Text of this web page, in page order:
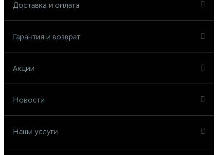
Доставка и оплата
Гарантия и возврат
Акции
Новости
Наши услуги